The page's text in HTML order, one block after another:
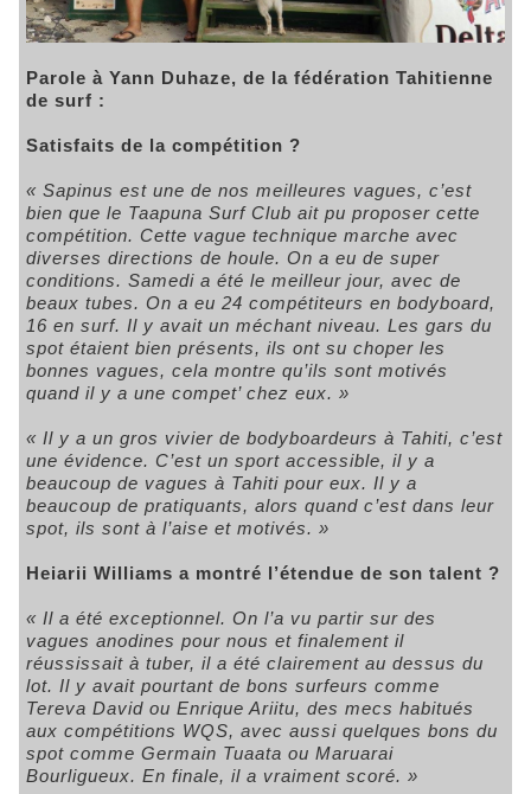
Parole à Yann Duhaze, de la fédération Tahitienne
de surf :
Satisfaits de la compétition ?
« Sapinus est une de nos meilleures vagues, c’est
bien que le Taapuna Surf Club ait pu proposer cette
compétition. Cette vague technique marche avec
diverses directions de houle. On a eu de super
conditions. Samedi a été le meilleur jour, avec de
beaux tubes. On a eu 24 compétiteurs en bodyboard,
16 en surf. Il y avait un méchant niveau. Les gars du
spot étaient bien présents, ils ont su choper les
bonnes vagues, cela montre qu’ils sont motivés
quand il y a une compet’ chez eux. »
« Il y a un gros vivier de bodyboardeurs à Tahiti, c’est
une évidence. C’est un sport accessible, il y a
beaucoup de vagues à Tahiti pour eux. Il y a
beaucoup de pratiquants, alors quand c’est dans leur
spot, ils sont à l’aise et motivés. »
Heiarii Williams a montré l’étendue de son talent ?
« Il a été exceptionnel. On l’a vu partir sur des
vagues anodines pour nous et finalement il
réussissait à tuber, il a été clairement au dessus du
lot. Il y avait pourtant de bons surfeurs comme
Tereva David ou Enrique Ariitu, des mecs habitués
aux compétitions WQS, avec aussi quelques bons du
spot comme Germain Tuaata ou Maruarai
Bourligueux. En finale, il a vraiment scoré. »